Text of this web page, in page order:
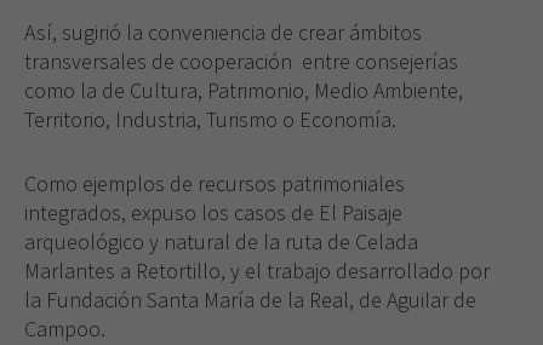
Así, sugirió la conveniencia de crear ámbitos
transversales de cooperación entre consejerías
como la de Cultura, Patrimonio, Medio Ambiente,
Territorio, Industria, Turismo o Economía.
Como ejemplos de recursos patrimoniales
integrados, expuso los casos de El Paisaje
arqueológico y natural de la ruta de Celada
Marlantes a Retortillo, y el trabajo desarrollado por
la Fundación Santa María de la Real, de Aguilar de
Campoo.